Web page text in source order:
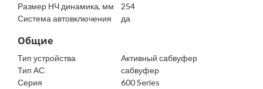
Размер НЧ динамика, мм
254
Система автовключения
да
Общие
Тип устройства
Активный сабвуфер
Тип АС
сабвуфер
Серия
600 Series